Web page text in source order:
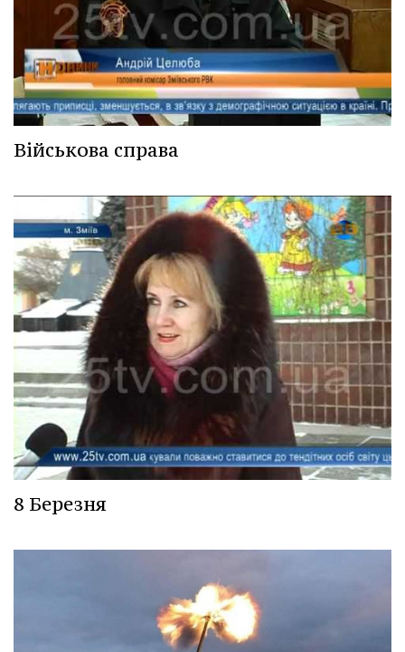
Військова справа
8 Березня